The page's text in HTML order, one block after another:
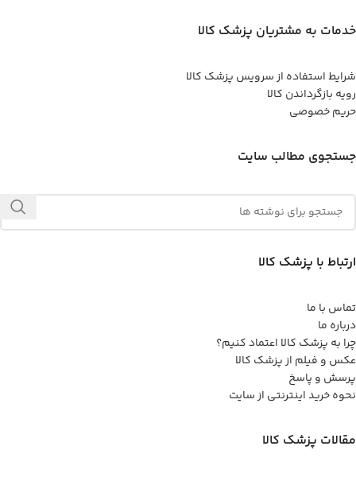
خدمات به مشتریان پزشک کالا
شرایط استفاده از سرویس پزشک کالا
رویه بازگرداندن کالا
حریم خصوصی
جستجوی مطالب سایت
ارتباط با پزشک کالا
تماس با ما
درباره ما
چرا به پزشک کالا اعتماد کنیم؟
عکس و فیلم از پزشک کالا
پرسش و پاسخ
نحوه خرید اینترنتی از سایت
مقالات پزشک کالا